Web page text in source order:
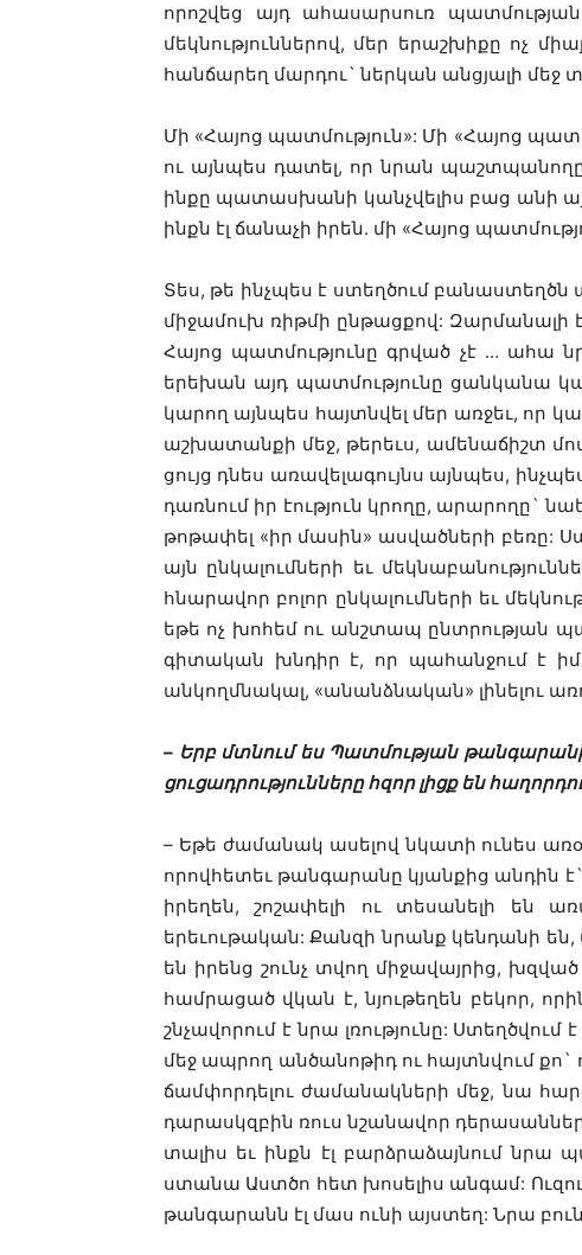
որոշվեց այդ ահասարսուռ
մեկնություններով, մեր երաշխիքը ոչ
հանճարեղ մարդու` ներկան անցյալի մեջ
Մի «Հայոց պատմություն»: Մի «Հայոց
ու այնպես դատել, որ նրան
ինքը պատասխանի կանչվելիս բաց անի
ինքն էլ ճանաչի իրեն. մի «Հայոց
Տես, թե ինչպես է ստեղծում
միջամուխ ռիթմի ընթացքով: Զարմանալի
Հայոց պատմությունը գրված չէ …
երեխան այդ պատմությունը ցանկանա
կարող այնպես հայտնվել մեր առջեւ, որ
աշխատանքի մեջ, թերեւս, ամենաճիշտ
ցույց դնես առավելագույնս այնպես,
դառնում իր էություն կրողը, արարողը`
թոթափել «իր մասին» ասվածների բեռը:
այն ընկալումների եւ
հնարավոր բոլոր ընկալումների եւ
եթե ոչ խոհեմ ու անշտապ ընտրության
գիտական խնդիր է, որ պահանջում է
անկողմնակալ, «անանձնական» լինելու
– Երբ մտնում ես Պատմության
ցուցադրությունները հզոր լիցք են
– Եթե ժամանակ ասելով նկատի ունես
որովհետեւ թանգարանը կյանքից անդին
իրեղեն, շոշափելի ու տեսանելի են
երեւութական: Քանզի նրանք կենդանի
են իրենց շունչ տվող միջավայրից,
համրացած վկան է, նյութեղեն բեկոր,
շնչավորում է նրա լռությունը:
մեջ ապրող անծանոթիդ ու հայտնվում քո`
ճամփորդելու ժամանակների մեջ, նա
դարասկզբին ռուս նշանավոր
տալիս եւ ինքն էլ բարձրաձայնում
ստանա Աստծո հետ խոսելիս անգամ:
թանգարանն էլ մաս ունի այստեղ: Նրա